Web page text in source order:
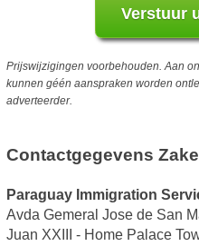
Prijswijzigingen voorbehouden. Aan
kunnen géén aanspraken worden
adverteerder.
Contactgegevens
Paraguay Immigration
Avda Gemeral Jose de San
Juan XXIII - Home Palace